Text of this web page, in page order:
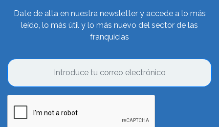
Date de alta en nuestra newsletter y accede a lo más
leído, lo más útil y lo más nuevo del sector de las
franquicias